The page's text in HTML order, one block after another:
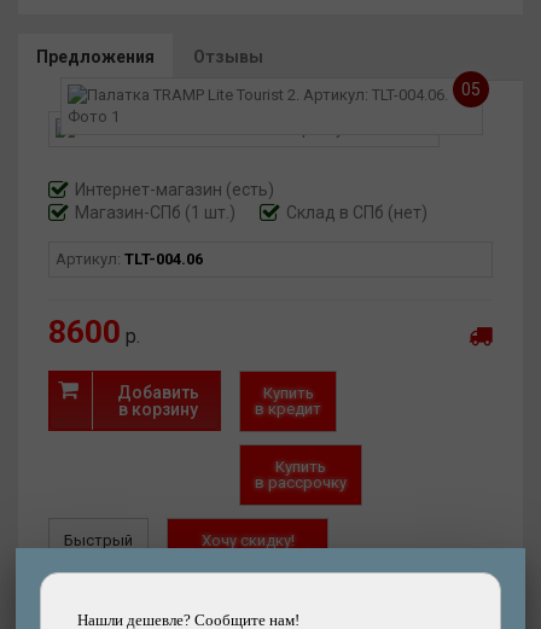
сеткой.
Все швы проклеены.
Тент: Polyester 75D/190T с пропиткой PU водостойкостью
4000 мм/в.ст.
Внутренняя палатка: Дышащий Polyester.
Дно: Reinforced Tarpaulin водостойкостью 10000 мм/в.ст - не
Каркас: Фибергласс 7,9 мм.
Вес в минимальной комплектации: 3,2 кг.
Предложения
Отзывы
05
Интернет-магазин (есть)
Магазин-СПб (1 шт.)
Склад в СПб (нет)
Артикул: TLT-004.06
8600 р.
Нашли дешевле? Сообщите нам!
Добавить
в корзину
Купить
в кредит
Купить
в рассрочку
Быстрый
Хочу скидку!